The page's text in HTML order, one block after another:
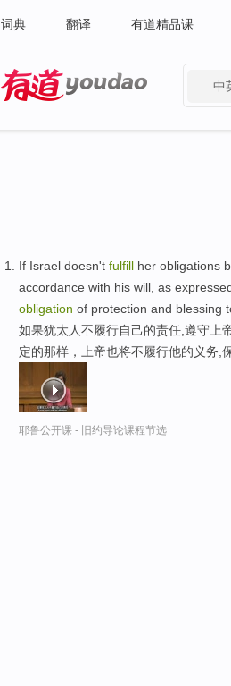
词典 翻译 有道精品课
中
If Israel doesn't fulfill her obligations
accordance with his will, as
obligation of protection and blessing
如果犹太人不履行自己的责任,遵守上
定的那样，上帝也将不履行他的义务,
耶鲁公开课 - 旧约导论课程节选